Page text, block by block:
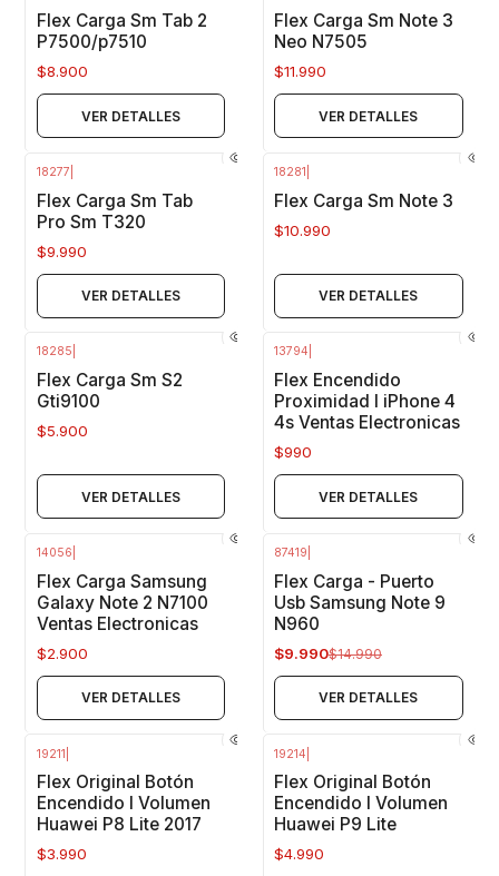
Flex Carga Sm Tab 2
P7500/p7510
$8.900
VER DETALLES
Flex Carga Sm Note 3
Neo N7505
$11.990
VER DETALLES
18277
Flex Carga Sm Tab
Pro Sm T320
$9.990
VER DETALLES
18281
Flex Carga Sm Note 3
$10.990
VER DETALLES
18285
Flex Carga Sm S2
Gti9100
$5.900
VER DETALLES
13794
Flex Encendido
Proximidad I iPhone 4
4s Ventas Electronicas
$990
VER DETALLES
14056
Flex Carga Samsung
Galaxy Note 2 N7100
Ventas Electronicas
$2.900
VER DETALLES
Agotado
87419
Flex Carga - Puerto
Usb Samsung Note 9
N960
$9.990$14.990
VER DETALLES
19211
Flex Original Botón
Encendido I Volumen
Huawei P8 Lite 2017
$3.990
19214
Flex Original Botón
Encendido I Volumen
Huawei P9 Lite
$4.990